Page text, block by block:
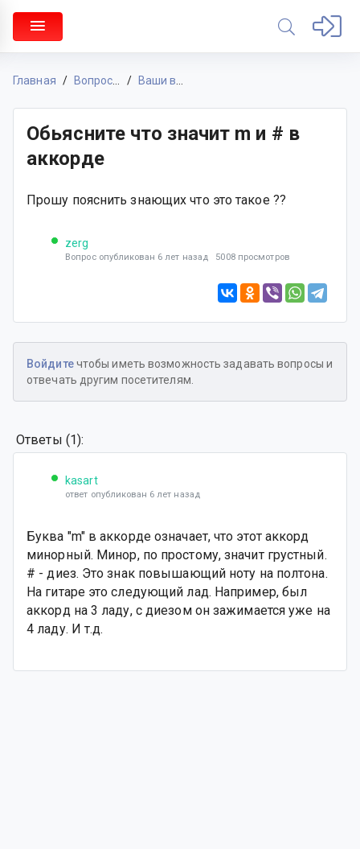
Главная Вопросы & Ответы Ваши вопросы
Обьясните что значит m и # в
аккорде
Прошу пояснить знающих что это такое ??
zerg
Вопрос опубликован 6 лет назад 5008 просмотров
Войдитечтобы иметь возможность задавать вопросы и
отвечать другим посетителям.
Ответы (1):
kasart
ответ опубликован 6 лет назад
Буква "m" в аккорде означает, что этот аккорд
минорный. Минор, по простому, значит грустный.
# - диез. Это знак повышающий ноту на полтона.
На гитаре это следующий лад. Например, был
аккорд на 3 ладу, с диезом он зажимается уже на
4 ладу. И т.д.